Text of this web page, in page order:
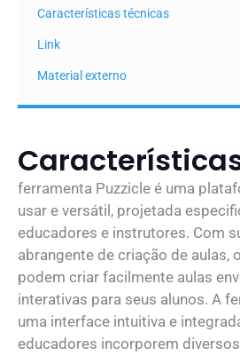
Características técnicas
Link
Material externo
ferramenta Puzzicle é uma
usar e versátil, projetada
educadores e instrutores. Com
abrangente de criação de aulas,
podem criar facilmente aulas
interativas para seus alunos. A
uma interface intuitiva e
educadores incorporem